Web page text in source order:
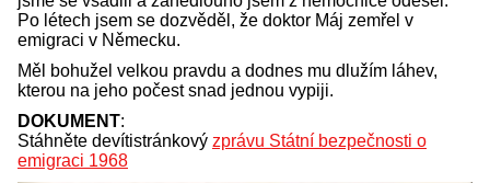
Po létech jsem se dozvěděl, že doktor Máj zemřel v
emigraci v Německu.
Měl bohužel velkou pravdu a dodnes mu dlužím láhev,
kterou na jeho počest snad jednou vypiji.
DOKUMENT:
Stáhněte devítistránkový zprávu Státní bezpečnosti o
emigraci 1968